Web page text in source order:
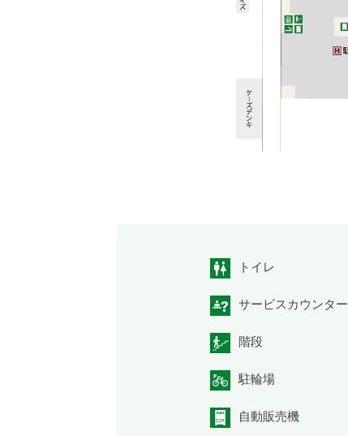
トイレ
サービスカウンター
階段
駐輪場
自動販売機